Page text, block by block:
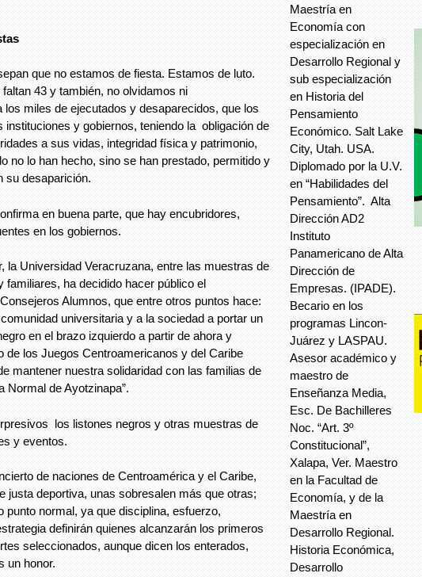
que no estamos de fiesta. Estamos de luto.
43 y también, no olvidamos ni
los miles de ejecutados y desaparecidos, que los
instituciones y gobiernos, teniendo la obligación de
a sus vidas, integridad física y patrimonio,
no lo han hecho, sino se han prestado, permitido y
su desaparición.
en buena parte, que hay encubridores,
en los gobiernos.
la Universidad Veracruzana, entre las muestras de
familiares, ha decidido hacer público el
Alumnos, que entre otros puntos hace:
universitaria y a la sociedad a portar un
en el brazo izquierdo a partir de ahora y
de los Juegos Centroamericanos y del Caribe
mantener nuestra solidaridad con las familias de
Normal de Ayotzinapa”.
los listones negros y otras muestras de
y eventos.
de naciones de Centroamérica y el Caribe,
justa deportiva, unas sobresalen más que otras;
punto normal, ya que disciplina, esfuerzo,
definirán quienes alcanzarán los primeros
seleccionados, aunque dicen los enterados,
un honor.
Maestría en
Economía con
especialización en
Desarrollo Regional y
sub especialización
en Historia del
Pensamiento
Económico. Salt Lake
City, Utah. USA.
Diplomado por la U.V.
en “Habilidades del
Pensamiento”. Alta
Dirección AD2
Instituto
Panamericano de Alta
Dirección de
Empresas. (IPADE).
Becario en los
programas Lincon-
Juárez y LASPAU.
Asesor académico y
maestro de
Enseñanza Media,
Esc. De Bachilleres
Noc. “Art. 3º
Constitucional”,
Xalapa, Ver. Maestro
en la Facultad de
Economía, y de la
Maestría en
Desarrollo Regional.
Historia Económica,
Desarrollo